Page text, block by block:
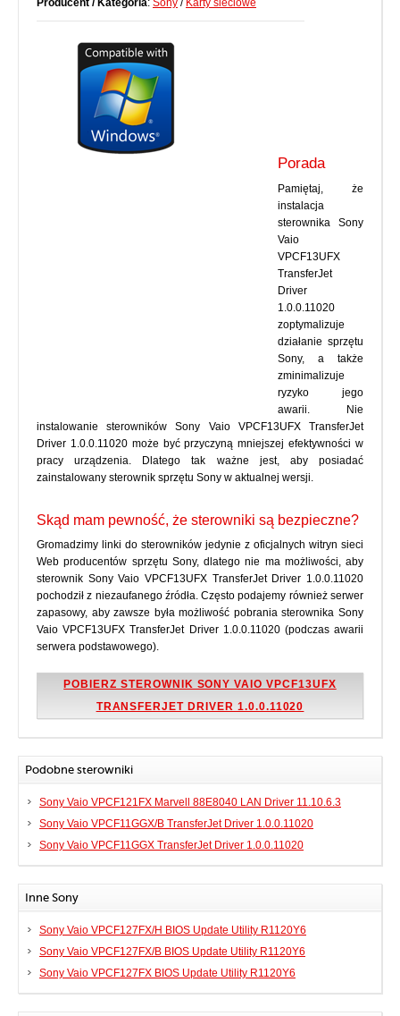
Producent / Kategoria: Sony / Karty sieciowe
Porada
Pamiętaj, że
instalacja
sterownika Sony
Vaio
VPCF13UFX
TransferJet
Driver
1.0.0.11020
zoptymalizuje
działanie sprzętu
Sony, a także
zminimalizuje
ryzyko jego
awarii. Nie
instalowanie sterowników Sony Vaio VPCF13UFX TransferJet
Driver 1.0.0.11020 może być przyczyną mniejszej efektywności w
pracy urządzenia. Dlatego tak ważne jest, aby posiadać
zainstalowany sterownik sprzętu Sony w aktualnej wersji.
Skąd mam pewność, że sterowniki są bezpieczne?
Gromadzimy linki do sterowników jedynie z oficjalnych witryn sieci
Web producentów sprzętu Sony, dlatego nie ma możliwości, aby
sterownik Sony Vaio VPCF13UFX TransferJet Driver 1.0.0.11020
pochodził z niezaufanego źródła. Często podajemy również serwer
zapasowy, aby zawsze była możliwość pobrania sterownika Sony
Vaio VPCF13UFX TransferJet Driver 1.0.0.11020 (podczas awarii
serwera podstawowego).
POBIERZ STEROWNIK SONY VAIO VPCF13UFX
TRANSFERJET DRIVER 1.0.0.11020
Podobne sterowniki
Sony Vaio VPCF121FX Marvell 88E8040 LAN Driver 11.10.6.3
Sony Vaio VPCF11GGX/B TransferJet Driver 1.0.0.11020
Sony Vaio VPCF11GGX TransferJet Driver 1.0.0.11020
Inne Sony
Sony Vaio VPCF127FX/H BIOS Update Utility R1120Y6
Sony Vaio VPCF127FX/B BIOS Update Utility R1120Y6
Sony Vaio VPCF127FX BIOS Update Utility R1120Y6